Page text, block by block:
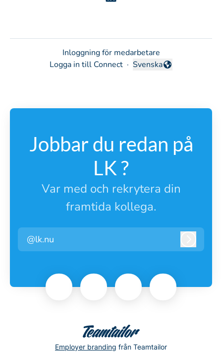
Inloggning för medarbetare
Logga in till Connect · Byt språk
Svenska
Jobbar du redan på
LK ?
Var med och rekrytera din
framtida kollega.
@lk.nu
Employer branding från Teamtailor